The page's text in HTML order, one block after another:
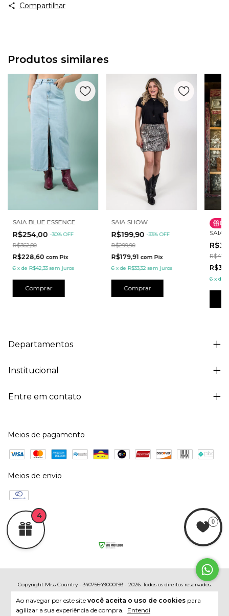
Ao navegar por este site você aceita o uso de cookies para
agilizar a sua experiência de compra. Entendi
Compartilhar
Produtos similares
SAIA BLUE ESSENCE
R$254,00 -30%OFF
R$362,80
R$228,60 com Pix
6 xde R$42,33 sem juros
Comprar
SAIA SHOW
R$199,90 -33%OFF
R$299,90
R$179,91 com Pix
6 xde R$33,32 sem juros
Comprar
SAIA
6 x de
Departamentos
Institucional
Entre em contato
Meios de pagamento
Meios de envio
Copyright Miss Country - 34075649000193 - 2026. Todos os direitos reservados.
4
0